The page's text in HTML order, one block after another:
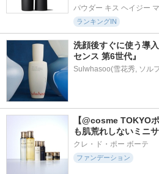
パウダー キス ヘイジー
ランキングIN
洗顔後すぐに使う導
センス 第6世代』
【@cosme TOKYO
も肌荒れしないミニ
クレ・ド・ポー ボーテ
ファンデーション